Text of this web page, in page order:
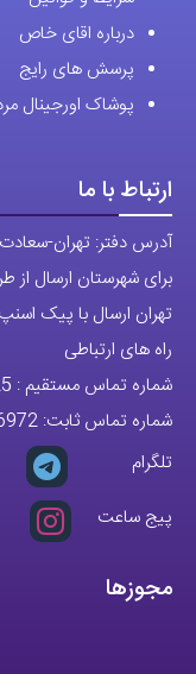
پوشاک اورجینال
ارتباط با ما
برای شهرستان ارسال از
تهران ارسال با پیک
راه های ارتباطی
شماره تماس مستقیم :
شماره تماس ثابت:
تلگرام
پیج ساعت
مجوزها